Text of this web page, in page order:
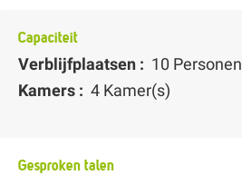
Capaciteit
Verblijfplaatsen : 10 Personen
Kamers : 4 Kamer(s)
Gesproken talen